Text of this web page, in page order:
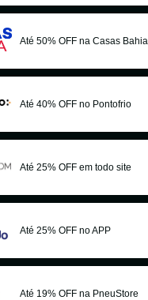
Até 50% OFF na Casas Bahia
Até 40% OFF no Pontofrio
Até 25% OFF em todo site
Até 25% OFF no APP
Até 19% OFF na PneuStore